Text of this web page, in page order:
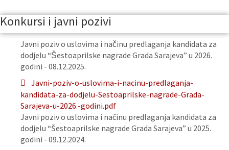
Konkursi i javni pozivi
Javni poziv o uslovima i načinu predlaganja kandidata za
dodjelu “Šestoaprilske nagrade Grada Sarajeva” u 2026.
godini - 08.12.2025.
Javni-poziv-o-uslovima-i-nacinu-predlaganja-
kandidata-za-dodjelu-Sestoaprilske-nagrade-Grada-
Sarajeva-u-2026.-godini.pdf
Javni poziv o uslovima i načinu predlaganja kandidata za
dodjelu “Šestoaprilske nagrade Grada Sarajeva” u 2025.
godini - 09.12.2024.